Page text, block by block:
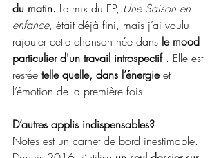
du matin. Le mix du EP, Une Saison en
enfance, était déjà fini, mais j’ai voulu
rajouter cette chanson née dans le mood
particulier d'un travail introspectif . Elle est
restée telle quelle, dans l’énergie et
l’émotion de la première fois.
D’autres applis indispensables?
Notes est un carnet de bord inestimable.